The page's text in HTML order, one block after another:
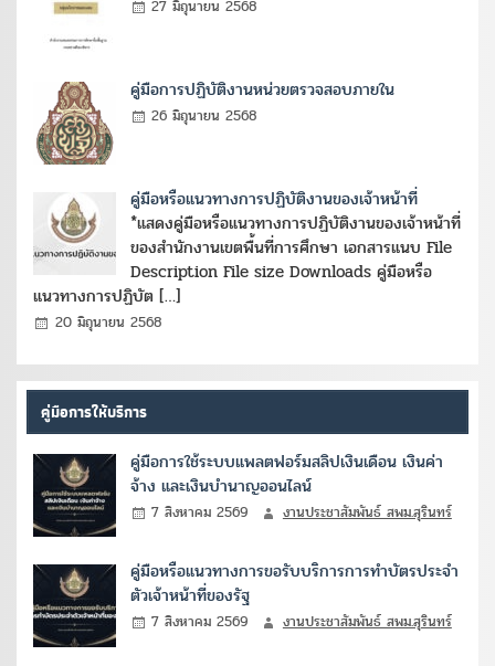
27 มิถุนายน 2568
คู่มือการปฏิบัติงานหน่วยตรวจสอบภายใน
26 มิถุนายน 2568
คู่มือหรือแนวทางการปฏิบัติงานของเจ้าหน้าที่
*แสดงคู่มือหรือแนวทางการปฏิบัติงานของเจ้าหน้าที่
ของสำนักงานเขตพื้นที่การศึกษา เอกสารแนบ File
Description File size Downloads คู่มือหรือ
แนวทางการปฏิบัต […]
20 มิถุนายน 2568
คู่มือการให้บริการ
คู่มือการใช้ระบบแพลตฟอร์มสลิปเงินเดือน เงินค่า
จ้าง และเงินบำนาญออนไลน์
7 สิงหาคม 2569 งานประชาสัมพันธ์ สพม.สุรินทร์
คู่มือหรือแนวทางการขอรับบริการการทำบัตรประจำ
ตัวเจ้าหน้าที่ของรัฐ
7 สิงหาคม 2569 งานประชาสัมพันธ์ สพม.สุรินทร์